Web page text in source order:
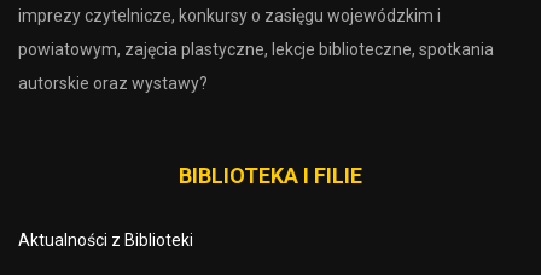
imprezy czytelnicze, konkursy o zasięgu wojewódzkim i
powiatowym, zajęcia plastyczne, lekcje biblioteczne, spotkania
autorskie oraz wystawy?
BIBLIOTEKA I FILIE
Aktualności z Biblioteki